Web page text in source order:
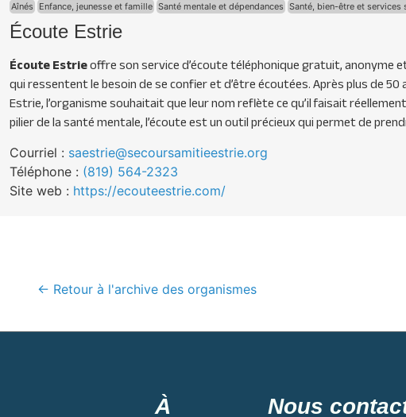
Aînés Enfance, jeunesse et famille Santé mentale et dépendances Santé, bien-être et services
Écoute Estrie
Écoute Estrieoffre son service d’écoute téléphonique gratuit, anonyme
qui ressentent le besoin de se confier et d’être écoutées. Après plus de
Estrie, l’organisme souhaitait que leur nom reflète ce qu’il faisait
pilier de la santé mentale, l’écoute est un outil précieux qui permet de
Courriel : saestrie@secoursamitieestrie.org
Téléphone : (819) 564-2323
Site web : https://ecouteestrie.com/
← Retour à l'archive des organismes
À
Nous